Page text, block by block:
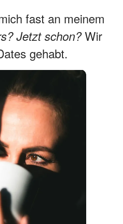
fast an meinem
Jetzt schon?Wir
gehabt.